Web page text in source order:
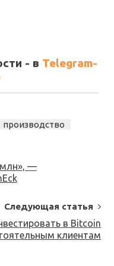
- в Telegram-
производство
млн», —
Следующая статья
в Bitcoin
клиентам